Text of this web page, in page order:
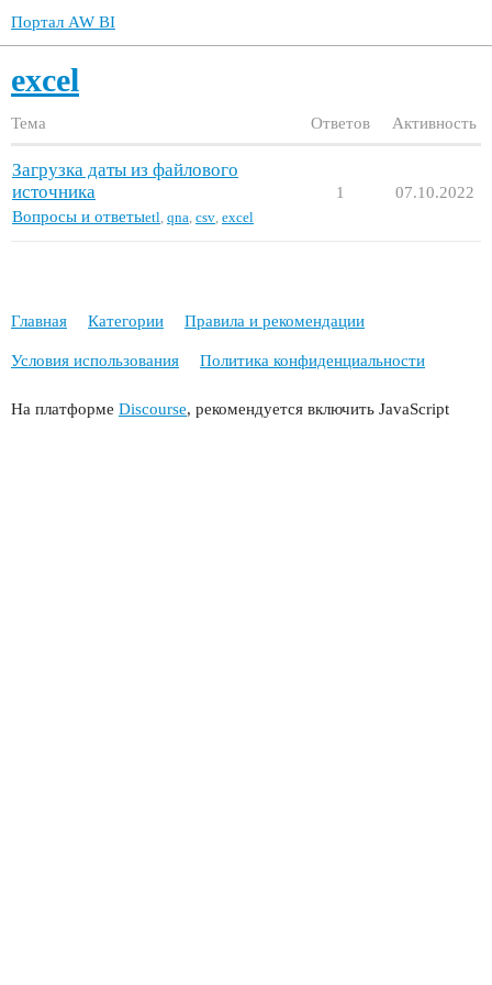
Портал AW BI
excel
Тема Ответов Активность
Загрузка даты из файлового
источника
Вопросы и ответыеtl qna csv excel
1 07.10.2022
Главная Категории Правила и рекомендации
Условия использования Политика конфиденциальности
На платформе Discourse, рекомендуется включить JavaScript